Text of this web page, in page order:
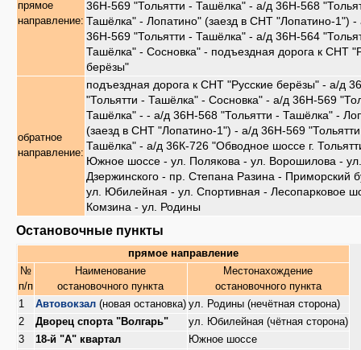
прямое
направление:
36Н-569 "Тольятти - Ташёлка" - а/д 36Н-568
Ташёлка" - Лопатино" (заезд в СНТ "Лопатино-1") -
36Н-569 "Тольятти - Ташёлка" - а/д 36Н-564
Ташёлка" - Сосновка" - подъездная дорога к СНТ
берёзы"
обратное
направление:
подъездная дорога к СНТ "Русские берёзы" - а/д
"Тольятти - Ташёлка" - Сосновка" - а/д 36Н-569
Ташёлка" - - а/д 36Н-568 "Тольятти - Ташёлка" -
(заезд в СНТ "Лопатино-1") - а/д 36Н-569
Ташёлка" - а/д 36К-726 "Обводное шоссе г.
Южное шоссе - ул. Полякова - ул. Ворошилова - ул.
Дзержинского - пр. Степана Разина - Приморский
ул. Юбилейная - ул. Спортивная - Лесопарковое
Комзина - ул. Родины
Остановочные пункты
прямое направление
№
п/п
Наименование
остановочного пункта
Местонахождение
остановочного пункта
1
Автовокзал (новая остановка) ул. Родины (нечётная сторона)
2
Дворец спорта "Волгарь"
ул. Юбилейная (чётная сторона)
3
18-й "А" квартал
Южное шоссе